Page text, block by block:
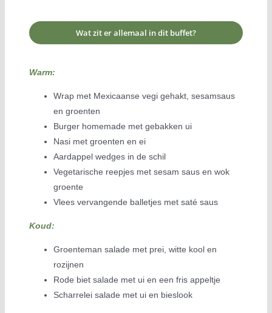
Wat zit er allemaal in dit buffet?
Warm:
Wrap met Mexicaanse vegi gehakt, sesamsaus
en groenten
Burger homemade met gebakken ui
Nasi met groenten en ei
Aardappel wedges in de schil
Vegetarische reepjes met sesam saus en wok
groente
Vlees vervangende balletjes met saté saus
Koud:
Groenteman salade met prei, witte kool en
rozijnen
Rode biet salade met ui en een fris appeltje
Scharrelei salade met ui en bieslook